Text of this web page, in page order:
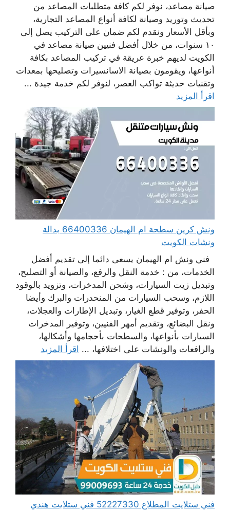
صيانة مصاعد، نوفر لكم كافة متطلبات المصاعد من
تحديث وتوريد وصيانة لكافة أنواع المصاعد التجارية،
وبأقل الأسعار ونقدم لكم ضمان على التركيب يصل إلى
١٠ سنوات، من خلال أفضل فنيين صيانة مصاعد في
الكويت لديهم خبرة عريقة في تركيب المصاعد بكافة
أنواعها، ويقومون بصيانة الاسانسيرات وتصليحها بمعدات
وتقنيات حديثة تواكب العصر، لنوفر لكم خدمة جيدة ...
اقرأ المزيد
ونش كرين سطحة ام الهيمان 66400336 بدالة
ونشات الكويت
فني ونش ام الهيمان يسعى دائما إلى تقديم أفضل
الخدمات، من : خدمة النقل والرفع، والصيانة أو التصليح،
وتبديل زيت السيارات، وشحن المدخرات، وتزويد بالوقود
اللازم، وسحب السيارات من المنحدرات والبرك وأيضا
الحفر، وتوفير قطع الغيار، وتبديل الإطارات والعجلات،
ونقل البضائع، وتقديم أمهر الفنيين، وتوفير المدخرات
السيارات بأنواعها، والسطحات بأحجامها وأشكالها،
والرافعات والونشات على اختلافها، ... اقرأ المزيد
فني ستلايت المطلاع 52227330 فني ستلايت هندي